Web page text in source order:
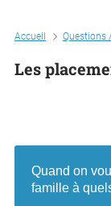
Accueil Questions
Les
Quand on
famille à